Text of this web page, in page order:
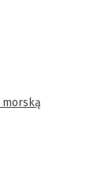
morską